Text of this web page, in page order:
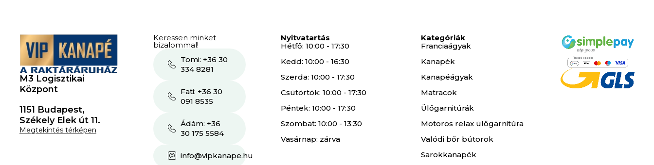
M3 Logisztikai
Központ
1151 Budapest,
Székely Elek út 11.
Megtekintés térképen
Keressen minket
bizalommal!
Tomi: +36 30
334 8281
Fati: +36 30
091 8535
Ádám: +36
30 175 5584
info@vipkanape.hu
Nyitvatartás
Hétfő: 10:00 - 17:30
Kedd: 10:00 - 16:30
Szerda: 10:00 - 17:30
Csütörtök: 10:00 - 17:30
Péntek: 10:00 - 17:30
Szombat: 10:00 - 13:30
Vasárnap: zárva
Kategóriák
Franciaágyak
Kanapék
Kanapéágyak
Matracok
Ülőgarnitúrák
Motoros relax ülőgarnitúra
Valódi bőr bútorok
Sarokkanapék